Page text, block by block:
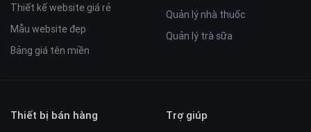
Thiết kế website giá rẻ
Mẫu website đẹp
Bảng giá tên miền
Quản lý nhà thuốc
Quản lý trà sữa
Thiết bị bán hàng Trợ giúp